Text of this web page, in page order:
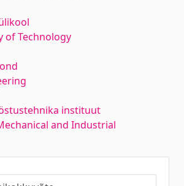
of Technology
instituut
and Industrial